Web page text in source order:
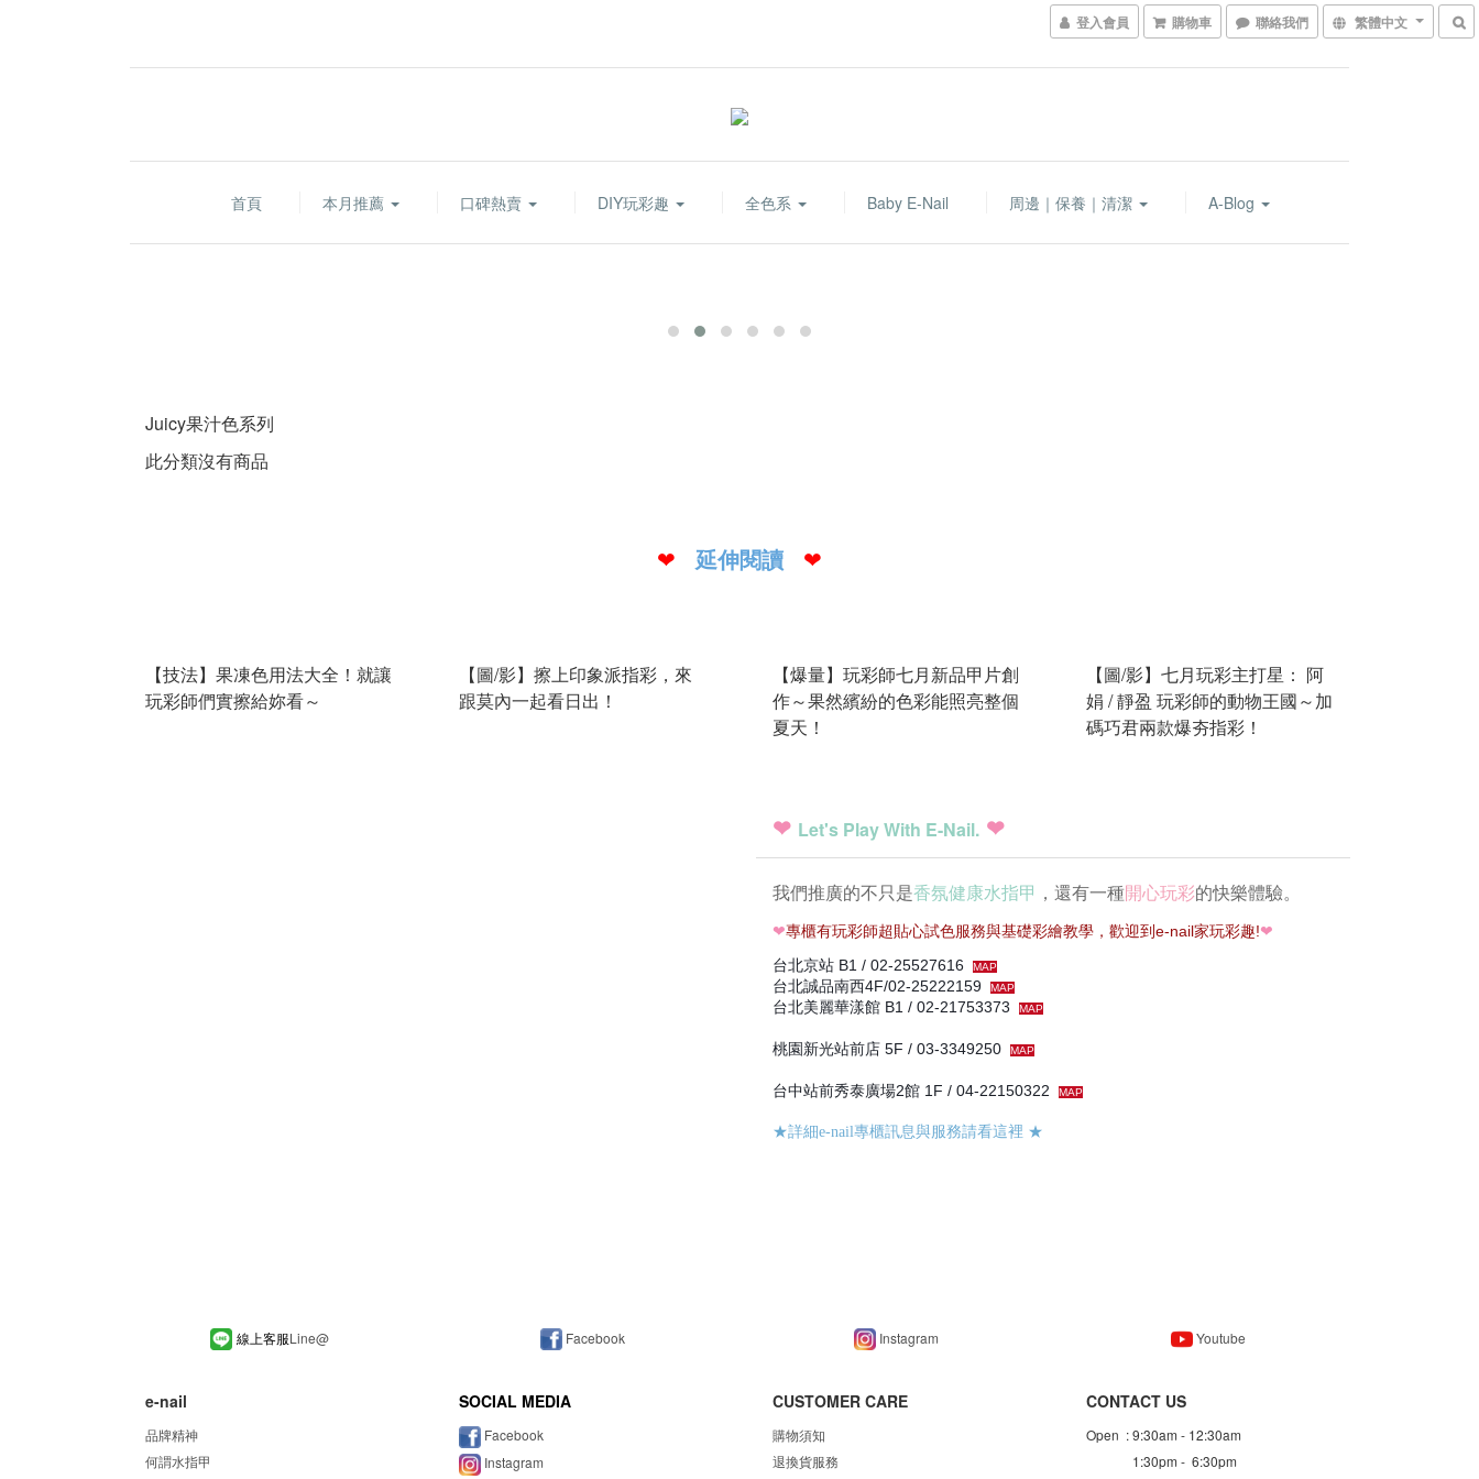
登入會員 購物車 聯絡我們 繁體中文
首頁 本月推薦 口碑熱賣 DIY玩彩趣 全色系 Baby E-Nail 周邊｜保養｜清潔 A-Blog
Juicy果汁色系列
此分類沒有商品
❤ 延伸閱讀 ❤
【技法】果凍色用法大全！就讓
玩彩師們實擦給妳看～
【圖/影】擦上印象派指彩，來
跟莫內一起看日出！
【爆量】玩彩師七月新品甲片創
作～果然繽紛的色彩能照亮整個
夏天！
【圖/影】七月玩彩主打星： 阿
娟 / 靜盈 玩彩師的動物王國～加
碼巧君兩款爆夯指彩！
❤ Let's Play With E-Nail. ❤
我們推廣的不只是香氛健康水指甲 ，還有一種開心玩彩的快樂體驗。
❤專櫃有玩彩師超貼心試色服務與基礎彩繪教學，歡迎到e-nail家玩彩趣!❤
台北京站 B1 / 02-25527616
MAP
台北誠品南西4F/02-25222159 MAP
台北美麗華漾館 B1 / 02-21753373 MAP
桃園新光站前店 5F / 03-3349250 MAP
台中站前秀泰廣場2館 1F / 04-22150322 MAP
★詳細e-nail專櫃訊息與服務請看這裡 ★
線上客服Line@ Facebook Instagram Youtube
e-nail
品牌精神
何謂水指甲
SOCIAL MEDIA
Facebook
Instagram
CUSTOMER CARE
購物須知
退換貨服務
CONTACT US
Open : 9:30am - 12:30am
1:30pm - 6:30pm